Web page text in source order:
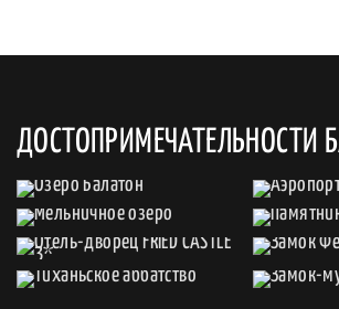
ДОСТОПРИМЕЧАТЕЛЬНОСТИ